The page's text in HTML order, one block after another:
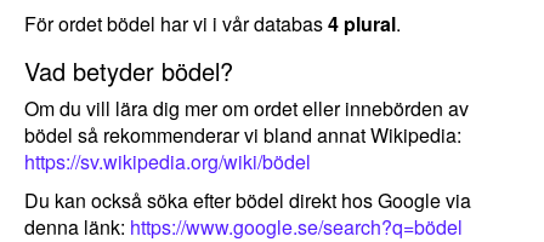
För ordet bödel har vi i vår databas4 plural.
Vad betyder bödel?
Om du vill lära dig mer om ordet eller innebörden av
bödel så rekommenderar vi bland annat Wikipedia:
https://sv.wikipedia.org/wiki/bödel
Du kan också söka efter bödel direkt hos Google via
denna länk: https://www.google.se/search?q=bödel